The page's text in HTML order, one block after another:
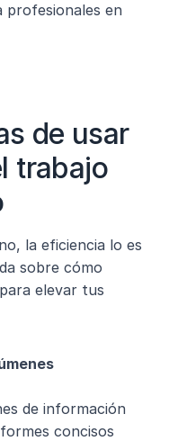
profesionales en
de usar
trabajo
la eficiencia lo es
sobre cómo
elevar tus
concisos